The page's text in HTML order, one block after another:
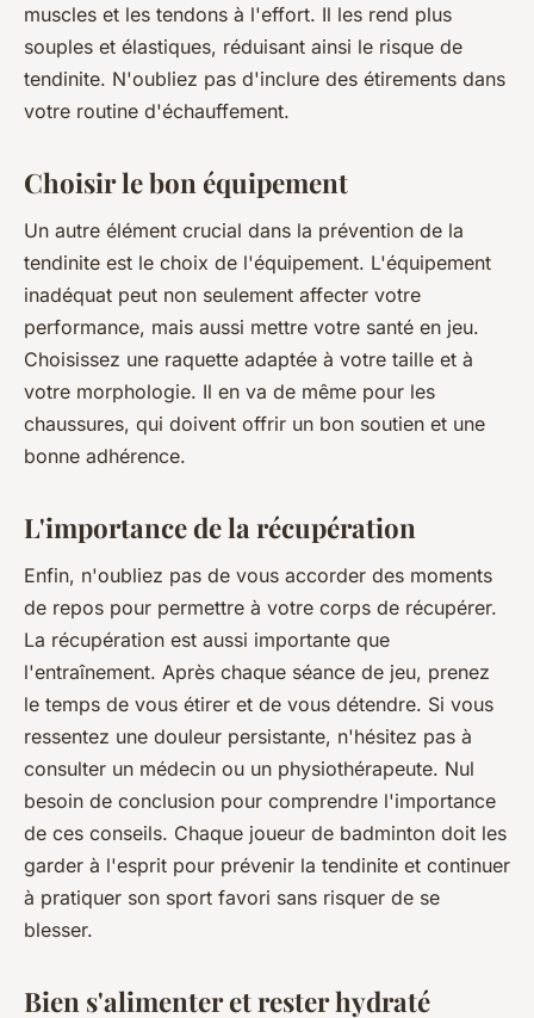
muscles et les tendons à l'effort. Il les rend plus
souples et élastiques, réduisant ainsi le risque de
tendinite. N'oubliez pas d'inclure des étirements dans
votre routine d'échauffement.
Choisir le bon équipement
Un autre élément crucial dans la prévention de la
tendinite est le choix de l'équipement. L'équipement
inadéquat peut non seulement affecter votre
performance, mais aussi mettre votre santé en jeu.
Choisissez une raquette adaptée à votre taille et à
votre morphologie. Il en va de même pour les
chaussures, qui doivent offrir un bon soutien et une
bonne adhérence.
L'importance de la récupération
Enfin, n'oubliez pas de vous accorder des moments
de repos pour permettre à votre corps de récupérer.
La récupération est aussi importante que
l'entraînement. Après chaque séance de jeu, prenez
le temps de vous étirer et de vous détendre. Si vous
ressentez une douleur persistante, n'hésitez pas à
consulter un médecin ou un physiothérapeute. Nul
besoin de conclusion pour comprendre l'importance
de ces conseils. Chaque joueur de badminton doit les
garder à l'esprit pour prévenir la tendinite et continuer
à pratiquer son sport favori sans risquer de se
blesser.
Bien s'alimenter et rester hydraté